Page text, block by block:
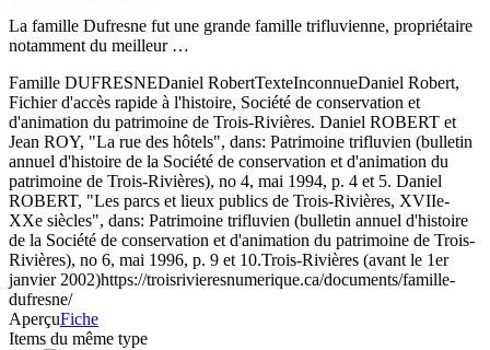
La famille Dufresne fut une grande famille trifluvienne, propriétaire
notamment du meilleur …
Famille DUFRESNEDaniel RobertTexteInconnueDaniel Robert,
Fichier d'accès rapide à l'histoire, Société de conservation et
d'animation du patrimoine de Trois-Rivières. Daniel ROBERT et
Jean ROY, "La rue des hôtels", dans: Patrimoine trifluvien (bulletin
annuel d'histoire de la Société de conservation et d'animation du
patrimoine de Trois-Rivières), no 4, mai 1994, p. 4 et 5. Daniel
ROBERT, "Les parcs et lieux publics de Trois-Rivières, XVIIe-
XXe siècles", dans: Patrimoine trifluvien (bulletin annuel d'histoire
de la Société de conservation et d'animation du patrimoine de Trois-
Rivières), no 6, mai 1996, p. 9 et 10.Trois-Rivières (avant le 1er
janvier 2002)https://troisrivieresnumerique.ca/documents/famille-
dufresne/
AperçuFiche
Items du même type